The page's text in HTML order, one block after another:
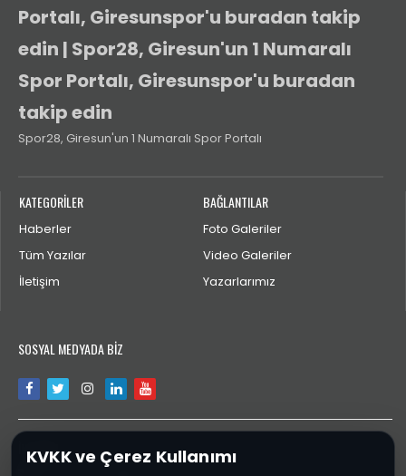
KVKK ve Çerez Kullanımı
Portalı, Giresunspor'u buradan takip
edin | Spor28, Giresun'un 1 Numaralı
Spor Portalı, Giresunspor'u buradan
takip edin
Spor28, Giresun'un 1 Numaralı Spor Portalı
KATEGORİLER
Haberler
Tüm Yazılar
İletişim
BAĞLANTILAR
Foto Galeriler
Video Galeriler
Yazarlarımız
SOSYAL MEDYADA BİZ
İLETİŞİM